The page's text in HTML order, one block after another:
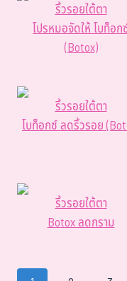
ริ้วรอยใต้ตา
โปรหมอจัดให้ โบท็อก
(Botox)
ริ้วรอยใต้ตา
โบท็อกซ์ ลดริ้วรอย
ริ้วรอยใต้ตา
Botox ลดกราม